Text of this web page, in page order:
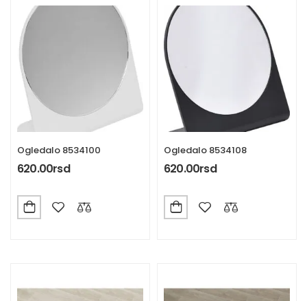
Ogledalo 8534100
620.00rsd
Ogledalo 8534108
620.00rsd